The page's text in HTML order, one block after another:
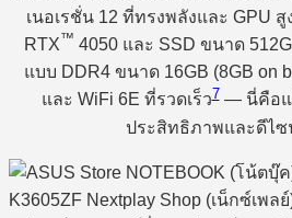
เนอเรชั่น 12 ที่ทรงพลังและ GPU สู
RTX™ 4050 และ SSD ขนาด
แบบ DDR4 ขนาด 16GB (8GB on
และ WiFi 6E ที่รวดเร็ว7— นี่คือแ
ประสิทธิภาพและดีไ